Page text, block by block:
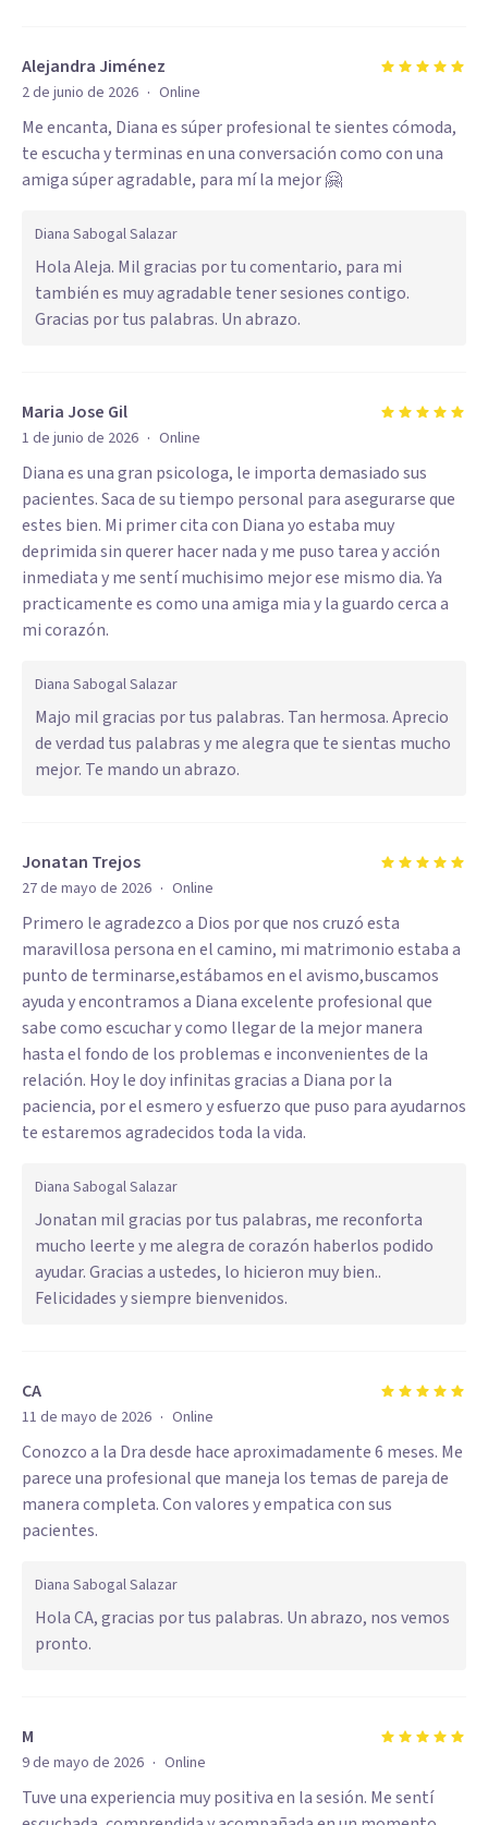
Alejandra Jiménez
2 de junio de 2026 · Online
Me encanta, Diana es súper profesional te sientes cómoda,
te escucha y terminas en una conversación como con una
amiga súper agradable, para mí la mejor 🤗
Diana Sabogal Salazar
Hola Aleja. Mil gracias por tu comentario, para mi
también es muy agradable tener sesiones contigo.
Gracias por tus palabras. Un abrazo.
Maria Jose Gil
1 de junio de 2026 · Online
Diana es una gran psicologa, le importa demasiado sus
pacientes. Saca de su tiempo personal para asegurarse que
estes bien. Mi primer cita con Diana yo estaba muy
deprimida sin querer hacer nada y me puso tarea y acción
inmediata y me sentí muchisimo mejor ese mismo dia. Ya
practicamente es como una amiga mia y la guardo cerca a
mi corazón.
Diana Sabogal Salazar
Majo mil gracias por tus palabras. Tan hermosa. Aprecio
de verdad tus palabras y me alegra que te sientas mucho
mejor. Te mando un abrazo.
Jonatan Trejos
27 de mayo de 2026 · Online
Primero le agradezco a Dios por que nos cruzó esta
maravillosa persona en el camino, mi matrimonio estaba a
punto de terminarse,estábamos en el avismo,buscamos
ayuda y encontramos a Diana excelente profesional que
sabe como escuchar y como llegar de la mejor manera
hasta el fondo de los problemas e inconvenientes de la
relación. Hoy le doy infinitas gracias a Diana por la
paciencia, por el esmero y esfuerzo que puso para ayudarnos
te estaremos agradecidos toda la vida.
Diana Sabogal Salazar
Jonatan mil gracias por tus palabras, me reconforta
mucho leerte y me alegra de corazón haberlos podido
ayudar. Gracias a ustedes, lo hicieron muy bien..
Felicidades y siempre bienvenidos.
CA
11 de mayo de 2026 · Online
Conozco a la Dra desde hace aproximadamente 6 meses. Me
parece una profesional que maneja los temas de pareja de
manera completa. Con valores y empatica con sus
pacientes.
Diana Sabogal Salazar
Hola CA, gracias por tus palabras. Un abrazo, nos vemos
pronto.
M
9 de mayo de 2026 · Online
Tuve una experiencia muy positiva en la sesión. Me sentí